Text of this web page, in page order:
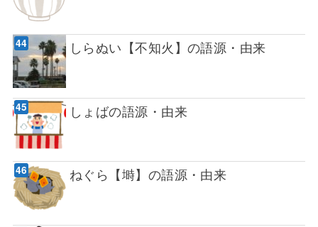
しらぬい【不知火】の語源・由来
しょばの語源・由来
ねぐら【塒】の語源・由来